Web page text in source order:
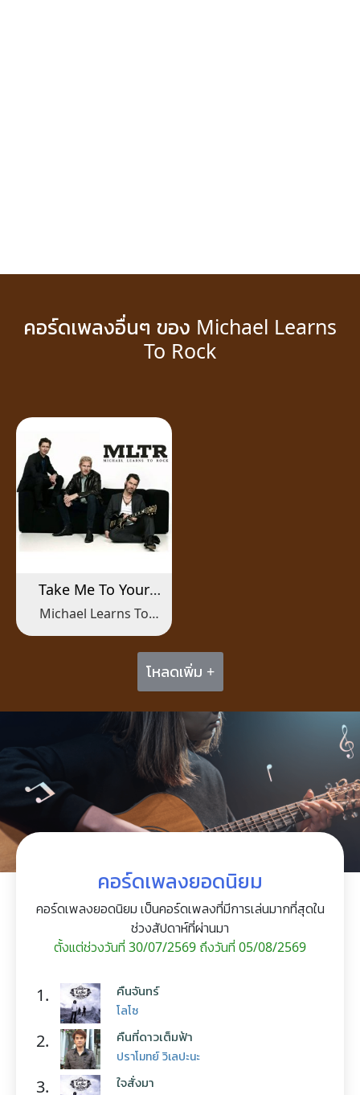
คอร์ดเพลงอื่นๆ ของ Michael Learns
To Rock
Take Me To Your
Heart
Michael Learns To
โหลดเพิ่ม +
คอร์ดเพลงยอดนิยม
คอร์ดเพลงยอดนิยม เป็นคอร์ดเพลงที่มีการเล่นมากที่สุดใน
ช่วงสัปดาห์ที่ผ่านมา
ตั้งแต่ช่วงวันที่ 30/07/2569 ถึงวันที่ 05/08/2569
1. คืนจันทร์
โลโซ
2. คืนที่ดาวเต็มฟ้า
ปราโมทย์ วิเลปะนะ
3. ใจสั่งมา